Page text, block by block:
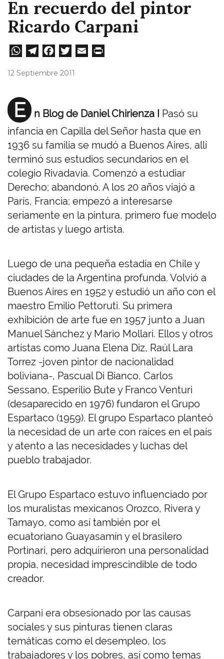
En recuerdo del pintor
Ricardo Carpani
W
A
pp
Te
m
Fa
12 Septiembre 2011
E n Blog de Daniel Chirienza I Pasó su
infancia en Capilla del Señor hasta que en
1936 su familia se mudó a Buenos Aires, allí
terminó sus estudios secundarios en el
colegio Rivadavia. Comenzó a estudiar
Derecho; abandonó. A los 20 años viajó a
París, Francia; empezó a interesarse
seriamente en la pintura, primero fue modelo
de artistas y luego artista.
Luego de una pequeña estadía en Chile y
ciudades de la Argentina profunda. Volvió a
Buenos Aires en 1952 y estudió un año con el
maestro Emilio Pettoruti. Su primera
exhibición de arte fue en 1957 junto a Juan
Manuel Sánchez y Mario Mollari. Ellos y otros
artistas como Juana Elena Diz, Raúl Lara
Torrez -joven pintor de nacionalidad
boliviana-, Pascual Di Bianco, Carlos
Sessano, Esperilio Bute y Franco Venturi
(desaparecido en 1976) fundaron el Grupo
Espartaco (1959). El grupo Espartaco planteó
la necesidad de un arte con raíces en el país
y atento a las necesidades y luchas del
pueblo trabajador.
El Grupo Espartaco estuvo influenciado por
los muralistas mexicanos Orozco, Rivera y
Tamayo, como así también por el
ecuatoriano Guayasamín y el brasilero
Portinari, pero adquirieron una personalidad
propia, necesidad imprescindible de todo
creador.
Carpani era obsesionado por las causas
sociales y sus pinturas tienen claras
temáticas como el desempleo, los
trabajadores y los pobres, así como temas